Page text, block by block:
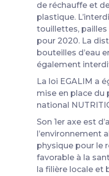
de réchauffe et
plastique.
touillettes,
pour 2020. La
bouteilles d’eau
également
La loi EGALIM a
mise en place du
national
Son 1er axe est
l’environnement
physique pour le
favorable à la
la filière locale et